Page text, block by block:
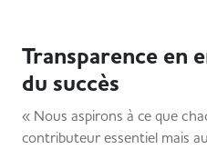
Transparence en
du succès
« Nous aspirons à ce que
contributeur essentiel mais